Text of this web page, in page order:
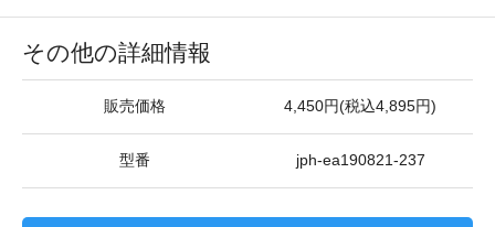
その他の詳細情報
販売価格 4,450円(税込4,895円)
型番 jph-ea190821-237